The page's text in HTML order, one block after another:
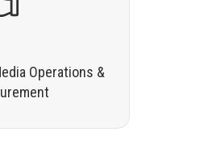
Operations &